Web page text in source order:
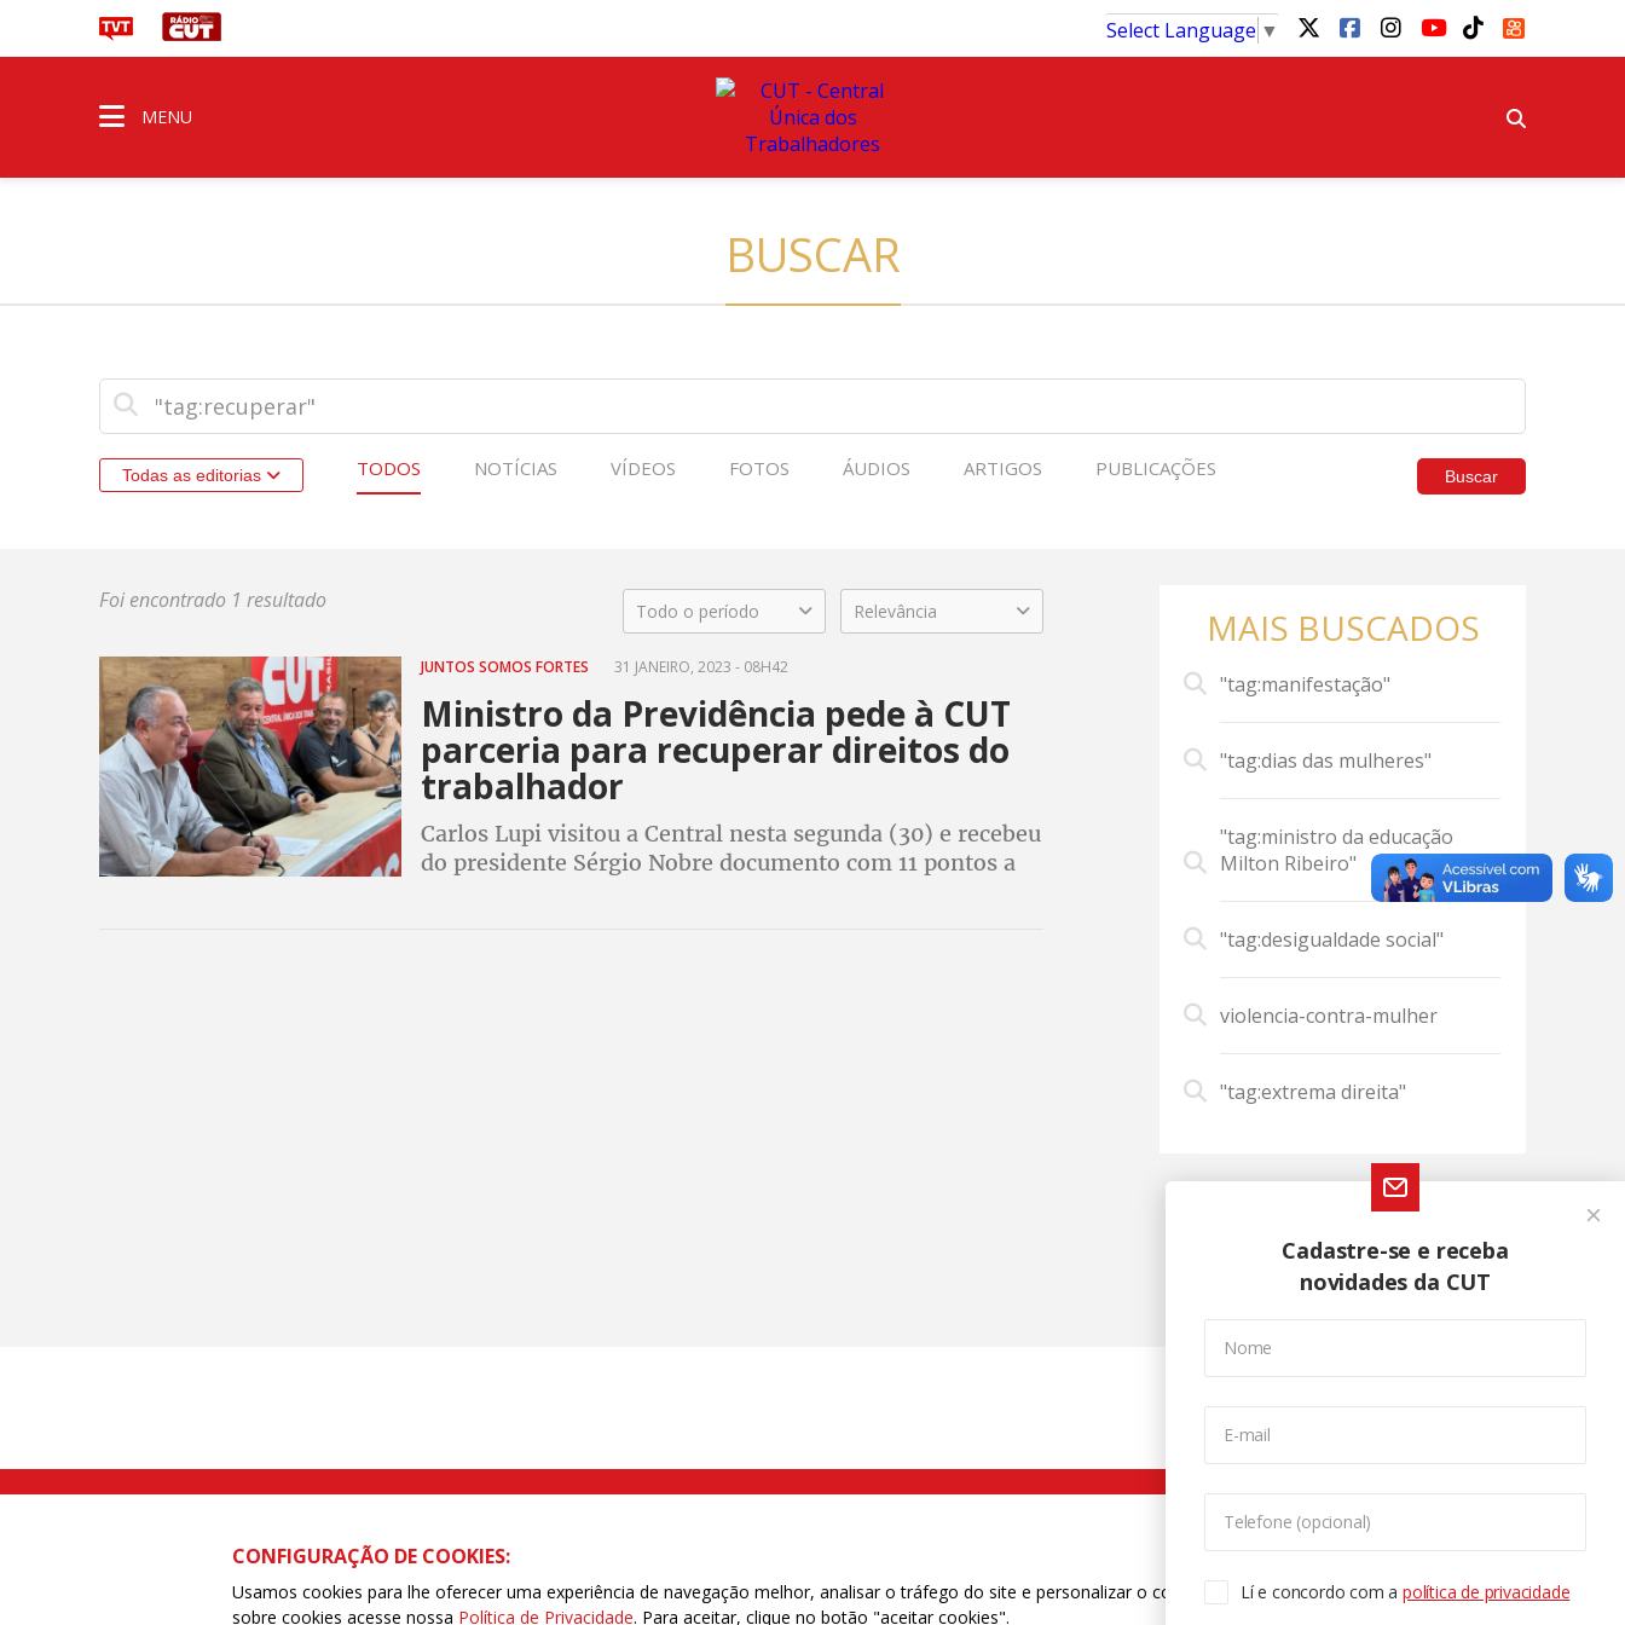
Select Language ▼
MENU
BUSCAR
Todas as editorias TODOS NOTÍCIAS VÍDEOS FOTOS ÁUDIOS ARTIGOS PUBLICAÇÕES Buscar
Foi encontrado 1 resultado Todo o período Relevância
JUNTOS SOMOS FORTES 31 JANEIRO, 2023 - 08H42
Ministro da Previdência pede à CUT
parceria para recuperar direitos do
trabalhador
Carlos Lupi visitou a Central nesta segunda (30) e recebeu
do presidente Sérgio Nobre documento com 11 pontos a
MAIS BUSCADOS
"tag:manifestação"
"tag:dias das mulheres"
"tag:ministro da educação
Milton Ribeiro"
"tag:desigualdade social"
violencia-contra-mulher
"tag:extrema direita"
Cadastre-se e receba
novidades da CUT
Nome
E-mail
Telefone (opcional)
Lí e concordo com apolítica de privacidade
Rua Caetano Pinto nº 575 CEP 03041-000 Brás, São Paulo/SP | Telefone (11) 2108 9200 - Fax (11) 2108 9310
CONFIGURAÇÃO DE COOKIES:
Usamos cookies para lhe oferecer uma experiência de navegação melhor, analisar o tráfego do site e personalizar o conteúdo. Para saber mais
sobre cookies acesse nossa Política de Privacidade. Para aceitar, clique no botão "aceitar cookies".